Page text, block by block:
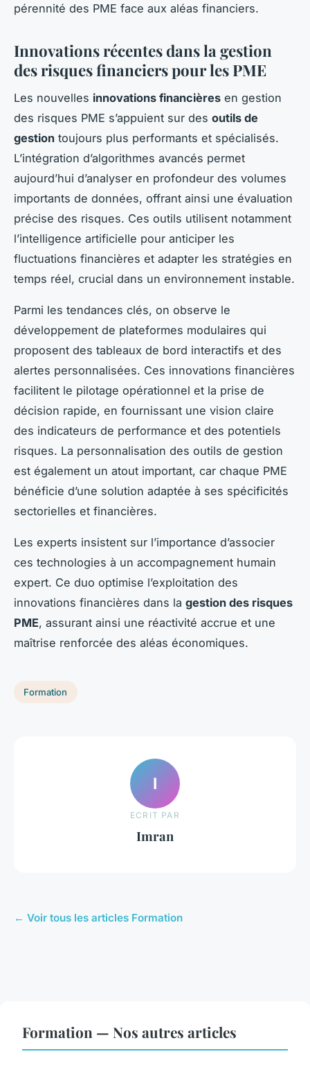
pérennité des PME face aux aléas financiers.
Innovations récentes dans la gestion
des risques financiers pour les PME
Les nouvelles innovations financières en gestion
des risques PME s’appuient sur des outils de
gestion toujours plus performants et spécialisés.
L’intégration d’algorithmes avancés permet
aujourd’hui d’analyser en profondeur des volumes
importants de données, offrant ainsi une évaluation
précise des risques. Ces outils utilisent notamment
l’intelligence artificielle pour anticiper les
fluctuations financières et adapter les stratégies en
temps réel, crucial dans un environnement instable.
Parmi les tendances clés, on observe le
développement de plateformes modulaires qui
proposent des tableaux de bord interactifs et des
alertes personnalisées. Ces innovations financières
facilitent le pilotage opérationnel et la prise de
décision rapide, en fournissant une vision claire
des indicateurs de performance et des potentiels
risques. La personnalisation des outils de gestion
est également un atout important, car chaque PME
bénéficie d’une solution adaptée à ses spécificités
sectorielles et financières.
Les experts insistent sur l’importance d’associer
ces technologies à un accompagnement humain
expert. Ce duo optimise l’exploitation des
innovations financières dans la gestion des risques
PME, assurant ainsi une réactivité accrue et une
maîtrise renforcée des aléas économiques.
Formation
I
ECRIT PAR
Imran
← Voir tous les articles Formation
Formation — Nos autres articles